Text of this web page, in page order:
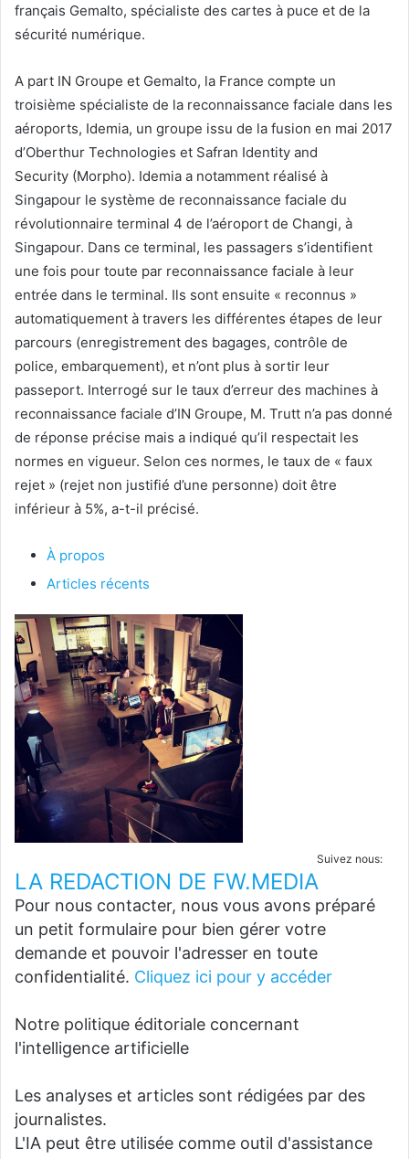
français Gemalto, spécialiste des cartes à puce et de la
sécurité numérique.
A part IN Groupe et Gemalto, la France compte un
troisième spécialiste de la reconnaissance faciale dans les
aéroports, Idemia, un groupe issu de la fusion en mai 2017
d’Oberthur Technologies et Safran Identity and
Security (Morpho). Idemia a notamment réalisé à
Singapour le système de reconnaissance faciale du
révolutionnaire terminal 4 de l’aéroport de Changi, à
Singapour. Dans ce terminal, les passagers s’identifient
une fois pour toute par reconnaissance faciale à leur
entrée dans le terminal. Ils sont ensuite « reconnus »
automatiquement à travers les différentes étapes de leur
parcours (enregistrement des bagages, contrôle de
police, embarquement), et n’ont plus à sortir leur
passeport. Interrogé sur le taux d’erreur des machines à
reconnaissance faciale d’IN Groupe, M. Trutt n’a pas donné
de réponse précise mais a indiqué qu’il respectait les
normes en vigueur. Selon ces normes, le taux de « faux
rejet » (rejet non justifié d’une personne) doit être
inférieur à 5%, a-t-il précisé.
À propos
Articles récents
Suivez nous:
LA REDACTION DE FW.MEDIA
Pour nous contacter, nous vous avons préparé
un petit formulaire pour bien gérer votre
demande et pouvoir l'adresser en toute
confidentialité. Cliquez ici pour y accéder
Notre politique éditoriale concernant
l'intelligence artificielle
Les analyses et articles sont rédigées par des
journalistes.
L'IA peut être utilisée comme outil d'assistance